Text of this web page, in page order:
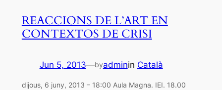
REACCIONS DE L’ART EN
CONTEXTOS DE CRISI
Jun 5, 2013—byadminin Català
dijous, 6 juny, 2013 – 18:00 Aula Magna. IEI. 18.00